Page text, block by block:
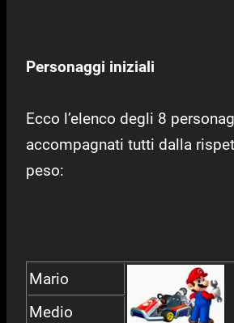
Personaggi iniziali
Ecco l’elenco degli 8
accompagnati tutti dalla
peso:
Mario
Medio